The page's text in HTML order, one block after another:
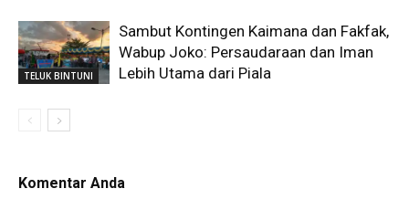
TELUK BINTUNI
Sambut Kontingen Kaimana dan Fakfak,
Wabup Joko: Persaudaraan dan Iman
Lebih Utama dari Piala
Komentar Anda